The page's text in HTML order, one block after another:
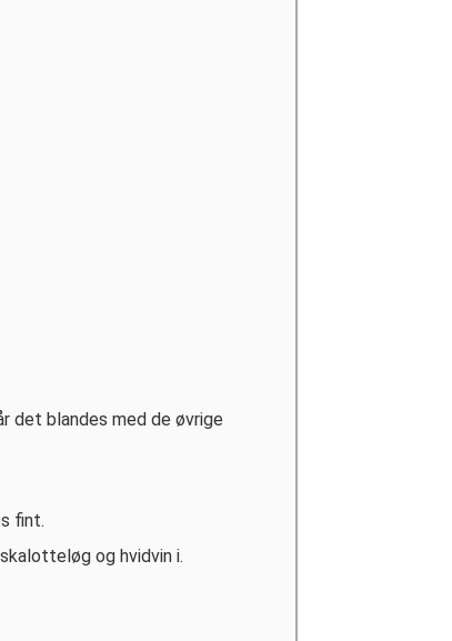
det blandes med de øvrige
fint.
og hvidvin i.